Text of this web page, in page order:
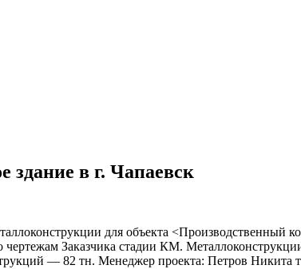
здание в г. Чапаевск
для объекта
чертежам Заказчика стадии КМ.
— 82 тн. Менеджер проекта: Петров Никита